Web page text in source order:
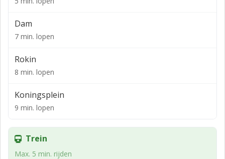
4e verdieping:
Huurprijs
4e verdieping:
4e verdieping:
€ 135,- per m² per jaar, exclusief BTW
Dam
7 min. lopen
Rokin
8 min. lopen
Koningsplein
9 min. lopen
Trein
Max. 5 min. rijden